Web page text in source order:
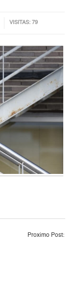
VISITAS: 79
Proximo Post: